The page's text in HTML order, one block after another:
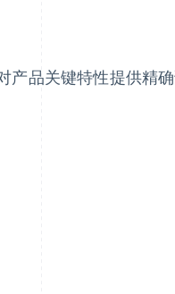
品关键特性提供精确